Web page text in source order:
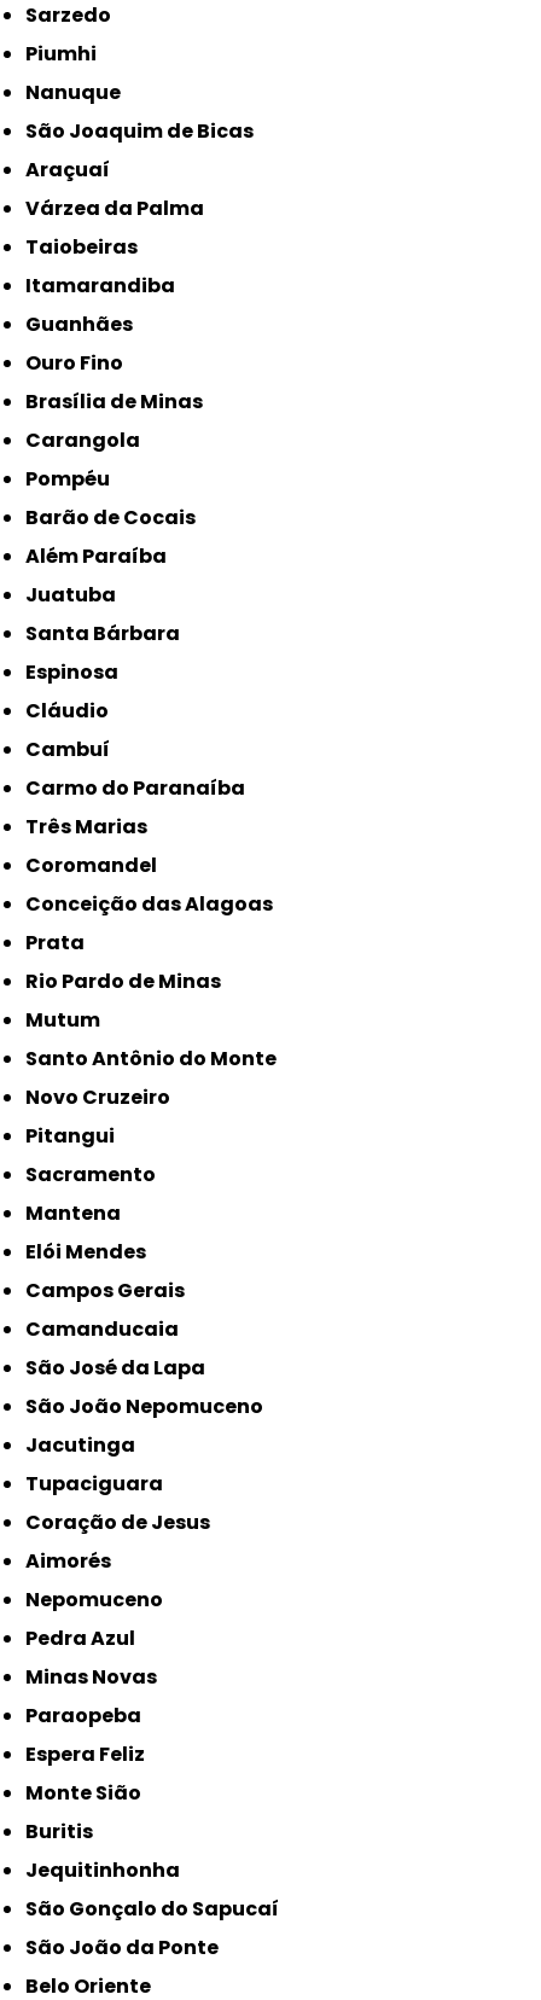
Sarzedo
Piumhi
Nanuque
São Joaquim de Bicas
Araçuaí
Várzea da Palma
Taiobeiras
Itamarandiba
Guanhães
Ouro Fino
Brasília de Minas
Carangola
Pompéu
Barão de Cocais
Além Paraíba
Juatuba
Santa Bárbara
Espinosa
Cláudio
Cambuí
Carmo do Paranaíba
Três Marias
Coromandel
Conceição das Alagoas
Prata
Rio Pardo de Minas
Mutum
Santo Antônio do Monte
Novo Cruzeiro
Pitangui
Sacramento
Mantena
Elói Mendes
Campos Gerais
Camanducaia
São José da Lapa
São João Nepomuceno
Jacutinga
Tupaciguara
Coração de Jesus
Aimorés
Nepomuceno
Pedra Azul
Minas Novas
Paraopeba
Espera Feliz
Monte Sião
Buritis
Jequitinhonha
São Gonçalo do Sapucaí
São João da Ponte
Belo Oriente